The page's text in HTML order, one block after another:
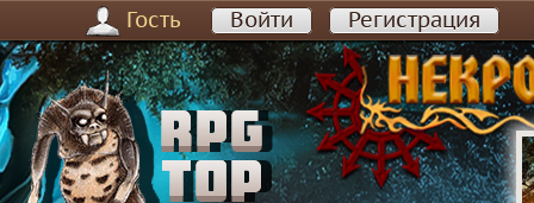
Гость Войти Регистрация